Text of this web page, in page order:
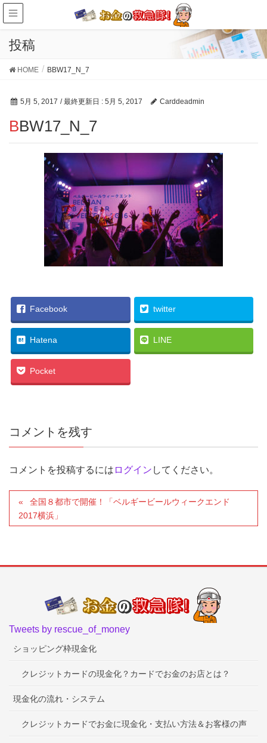
投稿
HOME BBW17_N_7
5月 5, 2017 / 最終更新日 : 5月 5, 2017 Carddeadmin
BBW17_N_7
Facebook twitter
Hatena LINE
Pocket
コメントを残す
コメントを投稿するには ログイン してください。
全国８都市で開催！「ベルギービールウィークエンド
2017横浜」
Tweets by rescue_of_money
ショッピング枠現金化
クレジットカードの現金化？カードでお金のお店とは？
現金化の流れ・システム
クレジットカードでお金に現金化・支払い方法＆お客様の声